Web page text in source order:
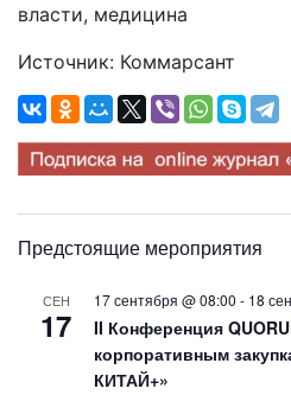
власти, медицина
Источник: Коммарсант
Предстоящие мероприятия
СЕН
17
17 сентября @ 08:00 - 18
II Конференция
корпоративным
КИТАЙ+»